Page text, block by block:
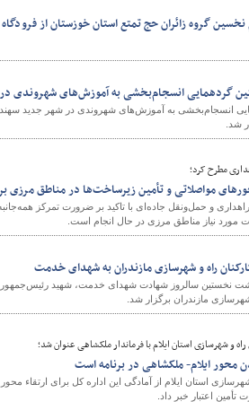
گروه زائران حج تمتع استان خوزستان از فرودگاه
گردهمایی انسجام‌بخشی به آموزش‌های شهروندی
انسجام‌بخشی به آموزش‌های شهروندی در شهر جدید
شد.
مطرح کرد؛
مواصلاتی و تأمین زیرساخت‌ها در مناطق مرزی
و حمل‌ونقل جاده‌ای با تاکید بر ضرورت تمرکز
مورد نیاز مناطق مرزی در حال انجام است.
راه و شهرسازی مازندران به شهدای خدمت
نخستین سالروز شهادت شهدای خدمت، شهید رئیس‌جمهور
مازندران برگزار شد.
و شهرسازی استان ایلام با فرماندار ملکشاهی عنوان شد؛
محور ایلام- ملکشاهی در برنامه است
استان ایلام از آمادگی این اداره کل برای ارتقاء
اعتبار خبر داد.